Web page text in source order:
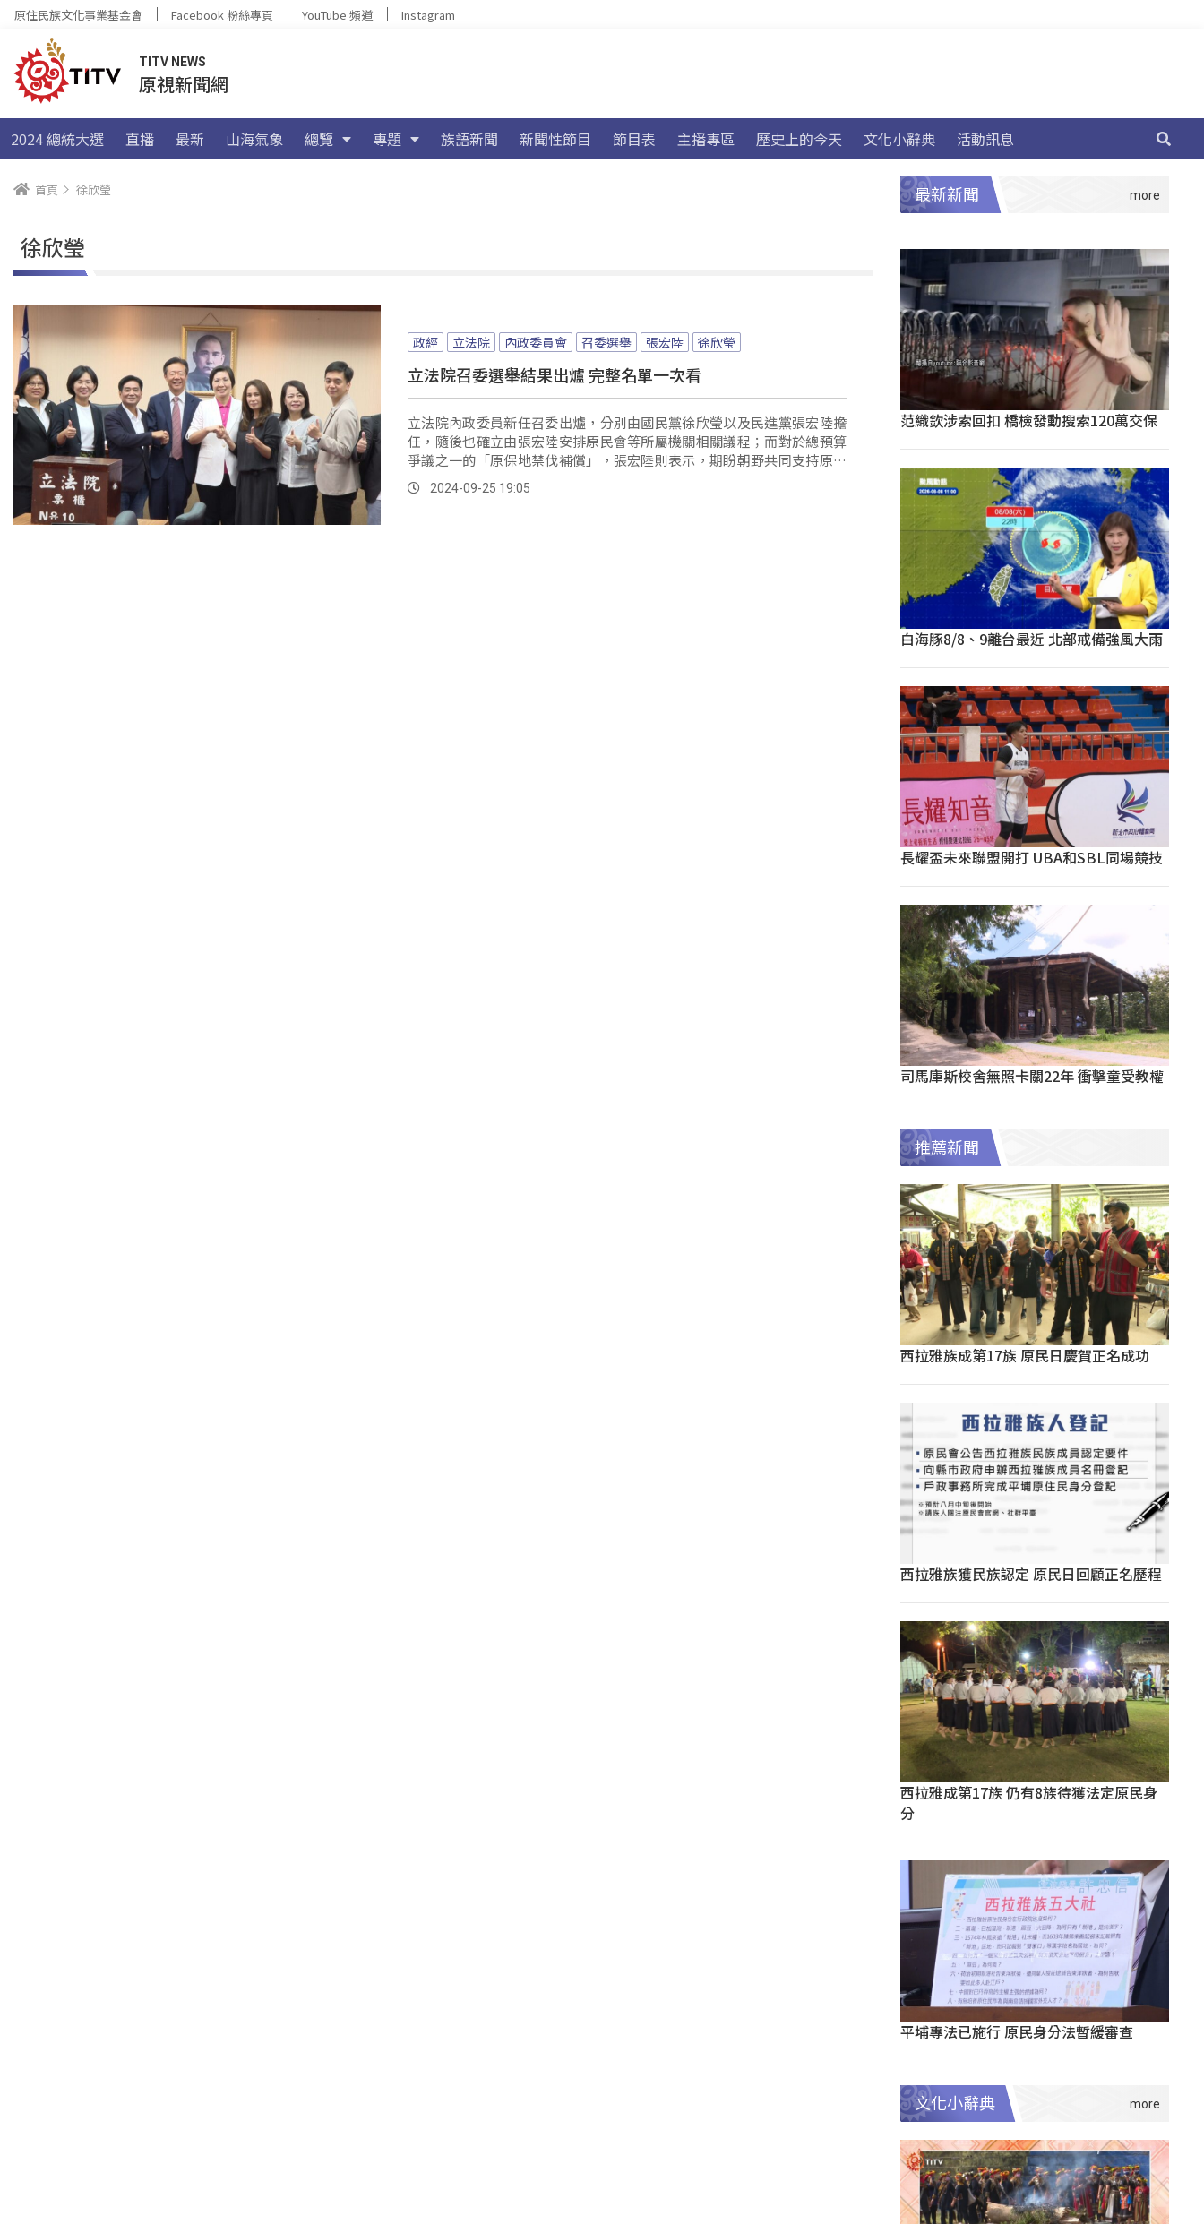
原住民族文化事業基金會 Facebook 粉絲專頁 YouTube 頻道 Instagram
TITV NEWS
原視新聞網
2024 總統大選 直播 最新 山海氣象 總覽 專題 族語新聞 新聞性節目 節目表 主播專區 歷史上的今天 文化小辭典 活動訊息
首頁 徐欣瑩
徐欣瑩
政經 立法院 內政委員會 召委選舉 張宏陸 徐欣瑩
立法院召委選舉結果出爐 完整名單一次看
立法院內政委員新任召委出爐，分別由國民黨徐欣瑩以及民進黨張宏陸擔
任，隨後也確立由張宏陸安排原民會等所屬機關相關議程；而對於總預算
爭議之一的「原保地禁伐補償」，張宏陸則表示，期盼朝野共同支持原民
相關預算。
2024-09-25 19:05
最新新聞
范織欽涉索回扣 橋檢發動搜索120萬交保
白海豚8/8、9離台最近 北部戒備強風大雨
長耀盃未來聯盟開打 UBA和SBL同場競技
司馬庫斯校舍無照卡關22年 衝擊童受教權
推薦新聞
西拉雅族成第17族 原民日慶賀正名成功
西拉雅族獲民族認定 原民日回顧正名歷程
西拉雅成第17族 仍有8族待獲法定原民身
分
平埔專法已施行 原民身分法暫緩審查
文化小辭典